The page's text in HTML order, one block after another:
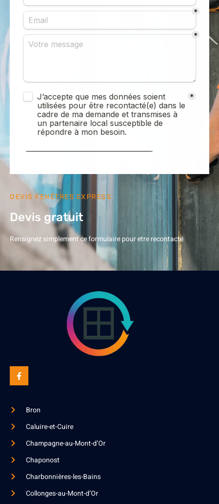
DEVIS FENÊTRES EXPRESS
Devis gratuit
Rensignez simplement ce formulaire pour etre recontacté
Bron
Caluire-et-Cuire
Champagne-au-Mont-d’Or
Chaponost
Charbonnières-les-Bains
Collonges-au-Mont-d’Or